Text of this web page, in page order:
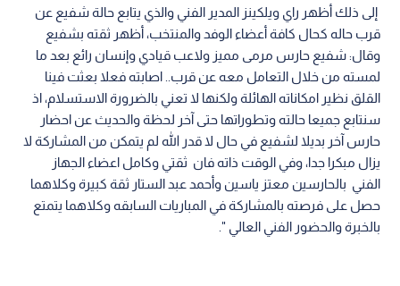
إلى ذلك أظهر راي ويلكينز المدير الفني والذي يتابع حالة شفيع عن
قرب حاله كحال كافة أعضاء الوفد والمنتخب، أظهر ثقته بشفيع
وقال: شفيع حارس مرمى مميز ولاعب قيادي وإنسان رائع بعد ما
لمسته من خلال التعامل معه عن قرب.. اصابته فعلا بعثت فينا
القلق نظير امكاناته الهائلة ولكنها لا تعني بالضرورة الاستسلام، اذ
سنتابع جميعا حالته وتطوراتها حتى آخر لحظة والحديث عن احضار
حارس آخر بديلا لشفيع في حال لا قدر الله لم يتمكن من المشاركة لا
يزال مبكرا جدا، وفي الوقت ذاته فان ثقتي وكامل اعضاء الجهاز
الفني بالحارسين معتز ياسين وأحمد عبد الستار ثقة كبيرة وكلاهما
حصل على فرصته بالمشاركة في المباريات السابقه وكلاهما يتمتع
بالخبرة والحضور الفني العالي ".